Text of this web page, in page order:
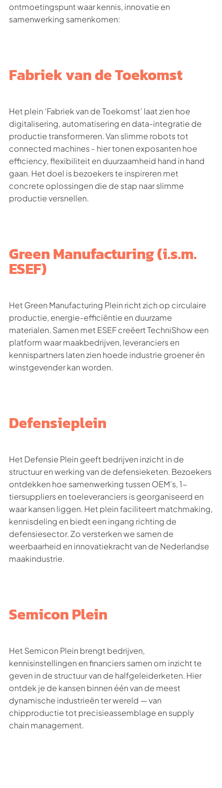
ontmoetingspunt waar kennis, innovatie en
samenwerking samenkomen:
Fabriek van de Toekomst
Het plein ‘Fabriek van de Toekomst’ laat zien hoe
digitalisering, automatisering en data-integratie de
productie transformeren. Van slimme robots tot
connected machines - hier tonen exposanten hoe
efficiency, flexibiliteit en duurzaamheid hand in hand
gaan. Het doel is bezoekers te inspireren met
concrete oplossingen die de stap naar slimme
productie versnellen.
Green Manufacturing (i.s.m.
ESEF)
Het Green Manufacturing Plein richt zich op circulaire
productie, energie-efficiëntie en duurzame
materialen. Samen met ESEF creëert TechniShow een
platform waar maakbedrijven, leveranciers en
kennispartners laten zien hoede industrie groener én
winstgevender kan worden.
Defensieplein
Het Defensie Plein geeft bedrijven inzicht in de
structuur en werking van de defensieketen. Bezoekers
ontdekken hoe samenwerking tussen OEM’s, 1-
tiersuppliers en toeleveranciers is georganiseerd en
waar kansen liggen. Het plein faciliteert matchmaking,
kennisdeling en biedt een ingang richting de
defensiesector. Zo versterken we samen de
weerbaarheid en innovatiekracht van de Nederlandse
maakindustrie.
Semicon Plein
Het Semicon Plein brengt bedrijven,
kennisinstellingen en financiers samen om inzicht te
geven in de structuur van de halfgeleiderketen. Hier
ontdek je de kansen binnen één van de meest
dynamische industrieën ter wereld — van
chipproductie tot precisieassemblage en supply
chain management.